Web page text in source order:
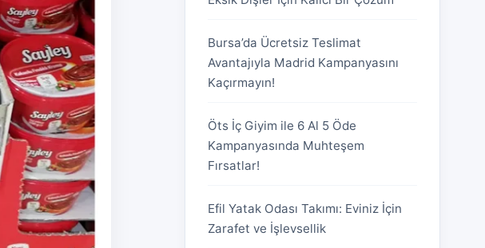
Bursa’da Ücretsiz Teslimat
Avantajıyla Madrid Kampanyasını
Kaçırmayın!
Öts İç Giyim ile 6 Al 5 Öde
Kampanyasında Muhteşem
Fırsatlar!
Efil Yatak Odası Takımı: Eviniz İçin
Zarafet ve İşlevsellik